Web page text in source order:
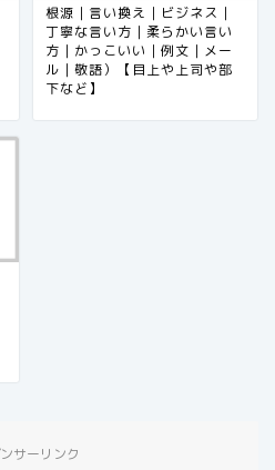
根源｜言い換え｜ビジネス｜
丁寧な言い方｜柔らかい言い
方｜かっこいい｜例文｜メー
ル｜敬語）【目上や上司や部
下など】
サーリンク